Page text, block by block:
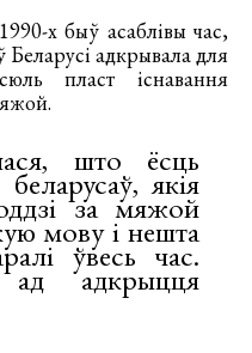
х быў асаблівы час,
Беларусі адкрывала для
пласт існавання
што ёсць
якія
за мяжой
мову і нешта
ўвесь час.
адкрыцця